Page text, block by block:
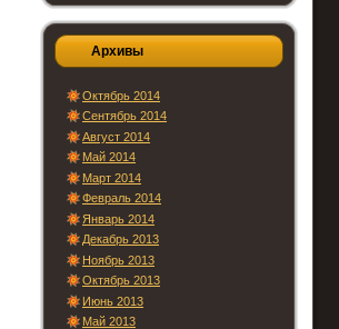
Архивы
Октябрь 2014
Сентябрь 2014
Август 2014
Май 2014
Март 2014
Февраль 2014
Январь 2014
Декабрь 2013
Ноябрь 2013
Октябрь 2013
Июнь 2013
Май 2013